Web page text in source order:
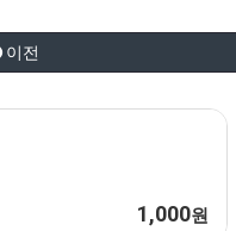
이전
1,000원